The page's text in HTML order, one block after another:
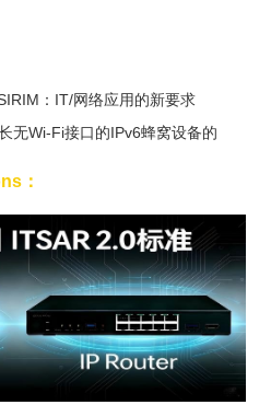
：IT/网络应用的新要求
无Wi-Fi接口的IPv6蜂窝设备的
：